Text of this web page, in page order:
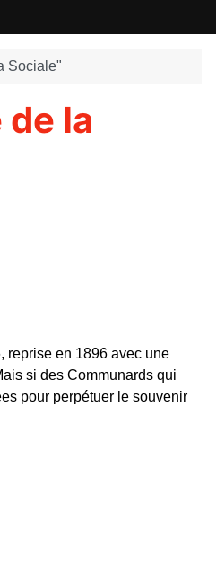
Sociale"
la
reprise en 1896 avec une
si des Communards qui
pour perpétuer le souvenir